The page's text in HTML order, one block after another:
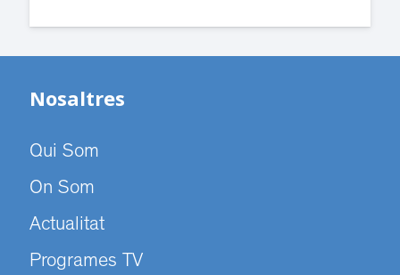
Nosaltres
Qui Som
On Som
Actualitat
Programes TV